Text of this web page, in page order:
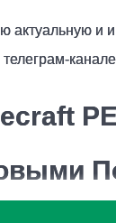
актуальную и
для
СВЕЧИ В